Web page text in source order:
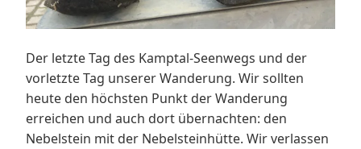
Der letzte Tag des Kamptal-Seenwegs und der
vorletzte Tag unserer Wanderung. Wir sollten
heute den höchsten Punkt der Wanderung
erreichen und auch dort übernachten: den
Nebelstein mit der Nebelsteinhütte. Wir verlassen